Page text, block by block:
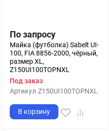
По запросу
Майка (футболка) Sabelt UI-
100, FIA 8856-2000, чёрный,
размер XL,
Z150UI100TOPNXL
Под заказ
Артикул Z150UI100TOPNXL
В корзину